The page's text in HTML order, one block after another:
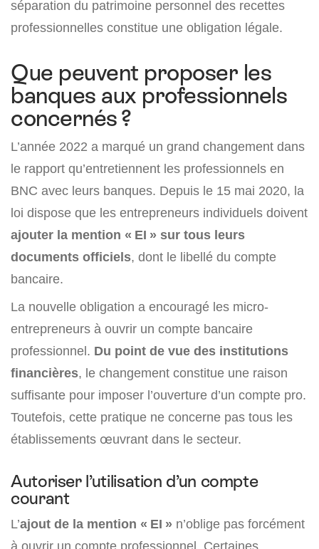
séparation du patrimoine personnel des recettes
professionnelles constitue une obligation légale.
Que peuvent proposer les
banques aux professionnels
concernés ?
L’année 2022 a marqué un grand changement dans
le rapport qu’entretiennent les professionnels en
BNC avec leurs banques. Depuis le 15 mai 2020, la
loi dispose que les entrepreneurs individuels doivent
ajouter la mention « EI » sur tous leurs
documents officiels, dont le libellé du compte
bancaire.
La nouvelle obligation a encouragé les micro-
entrepreneurs à ouvrir un compte bancaire
professionnel. Du point de vue des institutions
financières, le changement constitue une raison
suffisante pour imposer l’ouverture d’un compte pro.
Toutefois, cette pratique ne concerne pas tous les
établissements œuvrant dans le secteur.
Autoriser l’utilisation d’un compte
courant
L’ajout de la mention « EI » n’oblige pas forcément
à ouvrir un compte professionnel. Certaines